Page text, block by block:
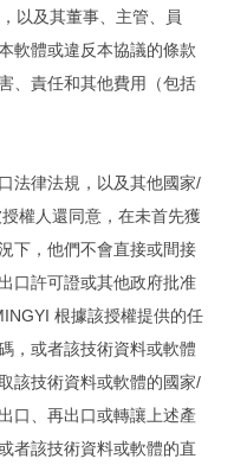
以及其董事、主管、員
軟體或違反本協議的條款
、責任和其他費用（包括
法律法規，以及其他國家/
權人還同意，在未首先獲
下，他們不會直接或間接
口許可證或其他政府批准
根據該授權提供的任
，或者該技術資料或軟體
該技術資料或軟體的國家/
口、再出口或轉讓上述產
者該技術資料或軟體的直